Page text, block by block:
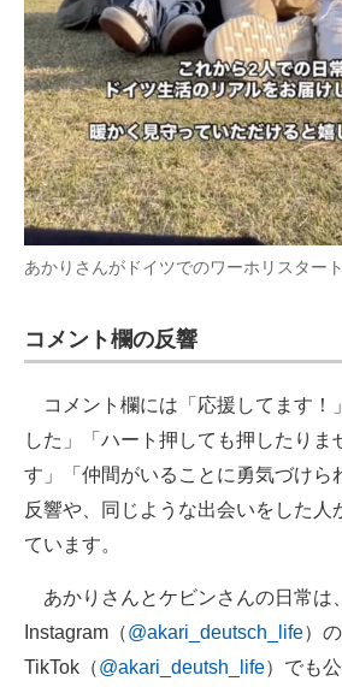
あかりさんがドイツでのワーホリスタート
コメント欄の反響
コメント欄には「応援してます！
した」「ハート押しても押したり
す」「仲間がいることに勇気づけら
反響や、同じような出会いをした人
ています。
あかりさんとケビンさんの日常は、
Instagram（@akari_deutsch_life）
TikTok（@akari_deutsh_life）でも